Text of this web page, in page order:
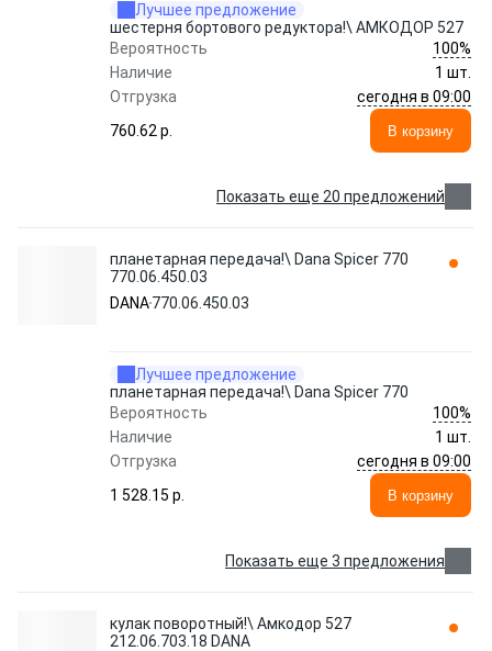
Лучшее предложение
шестерня бортового редуктора!\ АМКОДОР 527
Вероятность
100%
Наличие
1 шт.
Отгрузка
сегодня в 09:00
760.62 p.
В корзину
Показать еще 20 предложений
планетарная передача!\ Dana Spicer 770
770.06.450.03
DANA770.06.450.03
Лучшее предложение
планетарная передача!\ Dana Spicer 770
Вероятность
100%
Наличие
1 шт.
Отгрузка
сегодня в 09:00
1 528.15 p.
В корзину
Показать еще 3 предложения
кулак поворотный!\ Амкодор 527
212.06.703.18 DANA